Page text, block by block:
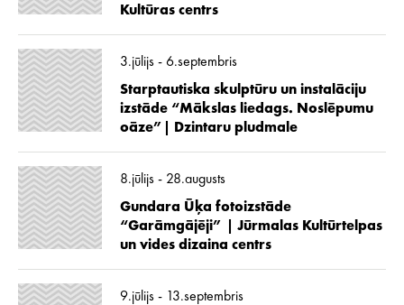
Kultūras centrs
3.jūlijs - 6.septembris
Starptautiska skulptūru un instalāciju
izstāde “Mākslas liedags. Noslēpumu
oāze”| Dzintaru pludmale
8.jūlijs - 28.augusts
Gundara Ūķa fotoizstāde
“Garāmgājēji” | Jūrmalas Kultūrtelpas
un vides dizaina centrs
9.jūlijs - 13.septembris